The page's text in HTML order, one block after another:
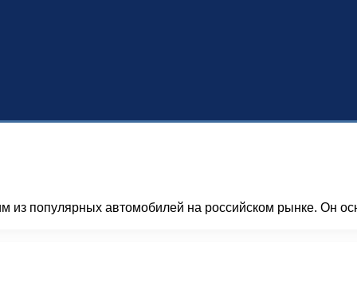
из популярных автомобилей на российском рынке. Он